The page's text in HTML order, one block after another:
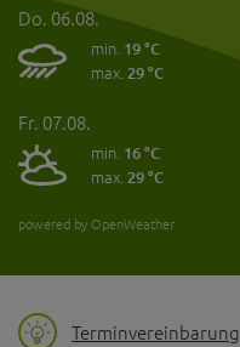
Do. 06.08.
min. 19 °C
max. 29 °C
Fr. 07.08.
min. 16 °C
max. 29 °C
powered by OpenWeather
Terminvereinbarung